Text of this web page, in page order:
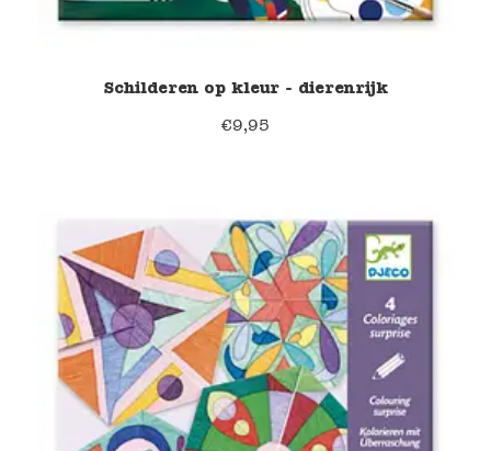
Schilderen op kleur - dierenrijk
€9,95